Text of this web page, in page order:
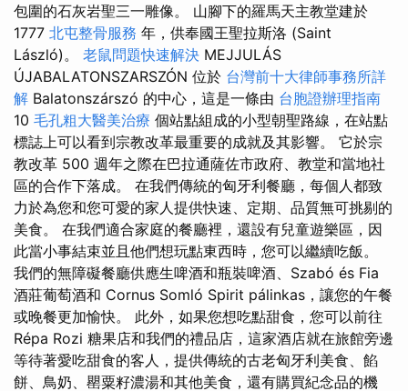
包圍的石灰岩聖三一雕像。 山腳下的羅馬天主教堂建於
1777 北屯整骨服務 年，供奉國王聖拉斯洛 (Saint
László)。 老鼠問題快速解決 MEJJULÁS
ÚJABALATONSZARSZÓN 位於 台灣前十大律師事務所詳
解 Balatonszárszó 的中心，這是一條由 台胞證辦理指南
10 毛孔粗大醫美治療 個站點組成的小型朝聖路線，在站點
標誌上可以看到宗教改革最重要的成就及其影響。 它於宗
教改革 500 週年之際在巴拉通薩佐市政府、教堂和當地社
區的合作下落成。 在我們傳統的匈牙利餐廳，每個人都致
力於為您和您可愛的家人提供快速、定期、品質無可挑剔的
美食。 在我們適合家庭的餐廳裡，還設有兒童遊樂區，因
此當小事結束並且他們想玩點東西時，您可以繼續吃飯。
我們的無障礙餐廳供應生啤酒和瓶裝啤酒、Szabó és Fia
酒莊葡萄酒和 Cornus Somló Spirit pálinkas，讓您的午餐
或晚餐更加愉快。 此外，如果您想吃點甜食，您可以前往
Répa Rozi 糖果店和我們的禮品店，這家酒店就在旅館旁邊
等待著愛吃甜食的客人，提供傳統的古老匈牙利美食、餡
餅、鳥奶、罌粟籽濃湯和其他美食，還有購買紀念品的機